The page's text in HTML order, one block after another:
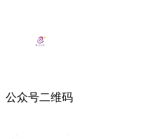
公众号二维码